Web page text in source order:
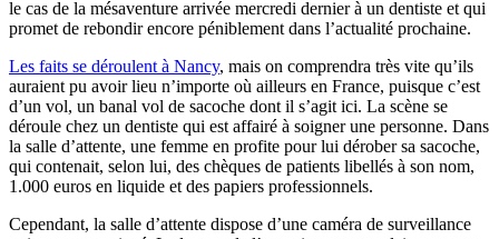
le cas de la mésaventure arrivée mercredi dernier à un dentiste et qui
promet de rebondir encore péniblement dans l’actualité prochaine.
Les faits se déroulent à Nancy, mais on comprendra très vite qu’ils
auraient pu avoir lieu n’importe où ailleurs en France, puisque c’est
d’un vol, un banal vol de sacoche dont il s’agit ici. La scène se
déroule chez un dentiste qui est affairé à soigner une personne. Dans
la salle d’attente, une femme en profite pour lui dérober sa sacoche,
qui contenait, selon lui, des chèques de patients libellés à son nom,
1.000 euros en liquide et des papiers professionnels.
Cependant, la salle d’attente dispose d’une caméra de surveillance